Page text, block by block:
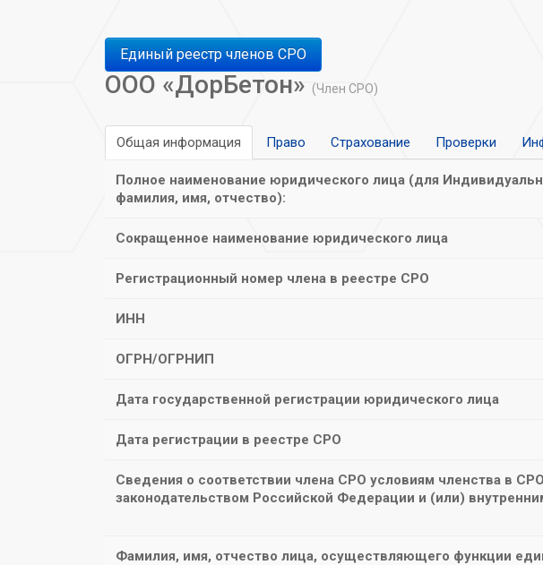
Единый реестр членов СРО
ООО «ДорБетон» (Член СРО)
Общая информация Право Страхование Проверки
Полное наименование юридического лица (для
фамилия, имя, отчество):
Сокращенное наименование юридического лица
Регистрационный номер члена в реестре СРО
ИНН
ОГРН/ОГРНИП
Дата государственной регистрации юридического лица
Дата регистрации в реестре СРО
Сведения о соответствии члена СРО условиям членства в
законодательством Российской Федерации и (или)
Фамилия, имя, отчество лица, осуществляющего функции